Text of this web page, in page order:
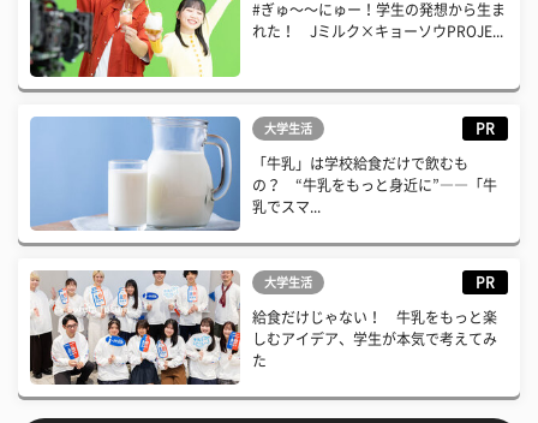
#ぎゅ〜〜にゅー！学生の発想から生ま
れた！ Jミルク×キョーソウPROJE...
大学生活 PR
「牛乳」は学校給食だけで飲むも
の？ “牛乳をもっと身近に”――「牛
乳でスマ...
大学生活 PR
給食だけじゃない！ 牛乳をもっと楽
しむアイデア、学生が本気で考えてみ
た